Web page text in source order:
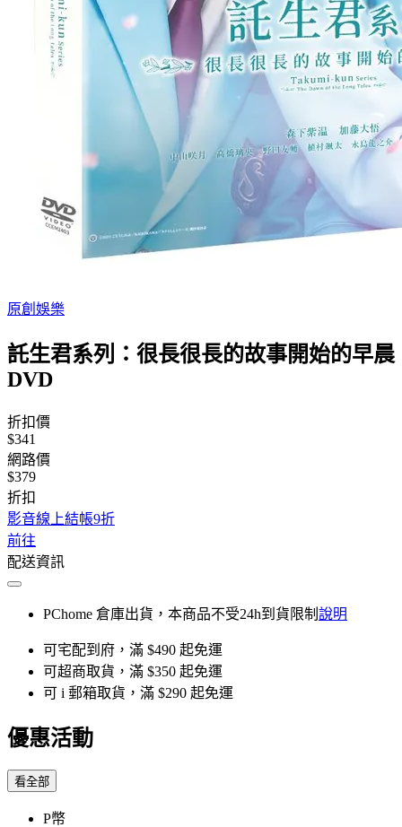
原創娛樂
託生君系列：很長很長的故事開始的早晨
DVD
折扣價
$341
網路價
$379
折扣
影音線上結帳9折
前往
配送資訊
PChome 倉庫出貨，本商品不受24h到貨限制 說明
可宅配到府，滿 $490 起免運
可超商取貨，滿 $350 起免運
可 i 郵箱取貨，滿 $290 起免運
優惠活動
看全部
P幣